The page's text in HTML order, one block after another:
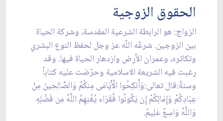
الحقوق الزوجية
الزواج: هو الرابطة الشرعية المقدسة، وشركة الحياة
بين الزوجين. شرعّه اللّه عز وجل لحفظ النوع البشري
وتكاثره، وعمران الأرض وازدهار الحياة فيها. وقد
رغبت فيه الشريعة الاسلامية وحرّضت عليه كتاباً
وسنةً:قال تعالى:وَأَنكِحُوا الْأَيَامَى مِنكُمْ وَالصَّالِحِينَ مِنْ
عِبَادِكُمْ وَإِمَائِكُمْ إِن يَكُونُوا فُقَرَاء يُغْنِهِمُ اللَّهُ مِن فَضْلِهِ
وَاللَّهُ وَاسِعٌ عَلِيمٌ.